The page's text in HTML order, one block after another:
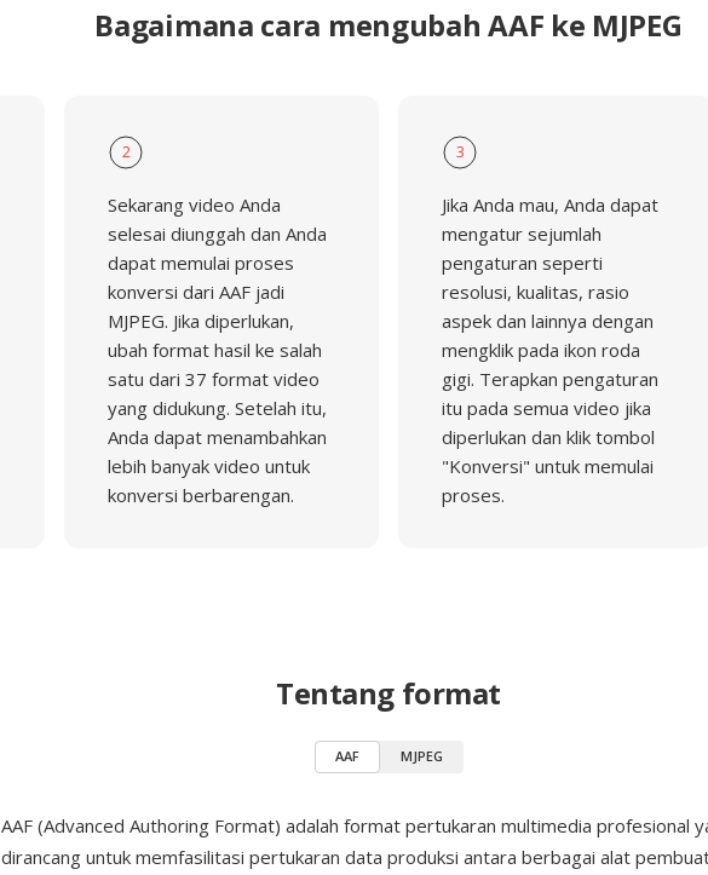
Bagaimana cara mengubah AAF ke MJPEG
2
Sekarang video Anda
selesai diunggah dan Anda
dapat memulai proses
konversi dari AAF jadi
MJPEG. Jika diperlukan,
ubah format hasil ke salah
satu dari 37 format video
yang didukung. Setelah itu,
Anda dapat menambahkan
lebih banyak video untuk
konversi berbarengan.
3
Jika Anda mau, Anda dapat
mengatur sejumlah
pengaturan seperti
resolusi, kualitas, rasio
aspek dan lainnya dengan
mengklik pada ikon roda
gigi. Terapkan pengaturan
itu pada semua video jika
diperlukan dan klik tombol
"Konversi" untuk memulai
proses.
Tentang format
AAF MJPEG
AAF (Advanced Authoring Format) adalah format pertukaran multimedia profesional
dirancang untuk memfasilitasi pertukaran data produksi antara berbagai alat